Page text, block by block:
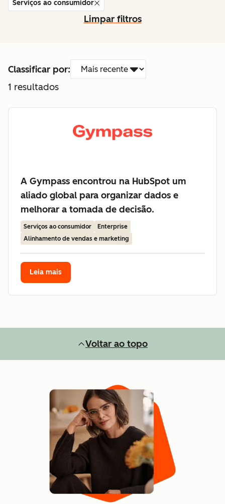
Serviços ao consumidor
Limpar filtros
Classificar por:
1 resultados
A Gympass encontrou na HubSpot um
aliado global para organizar dados e
melhorar a tomada de decisão.
Serviços ao consumidor
Enterprise
Alinhamento de vendas e marketing
Leia mais
Voltar ao topo